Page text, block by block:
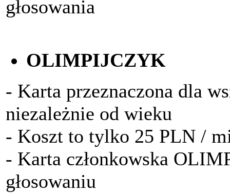
głosowania
OLIMPIJCZYK
- Karta przeznaczona dla
niezależnie od wieku
- Koszt to tylko 25 PLN /
- Karta członkowska
głosowaniu